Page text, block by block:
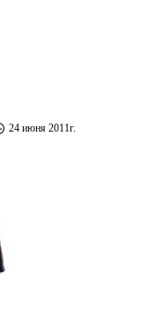
24 июня 2011г.